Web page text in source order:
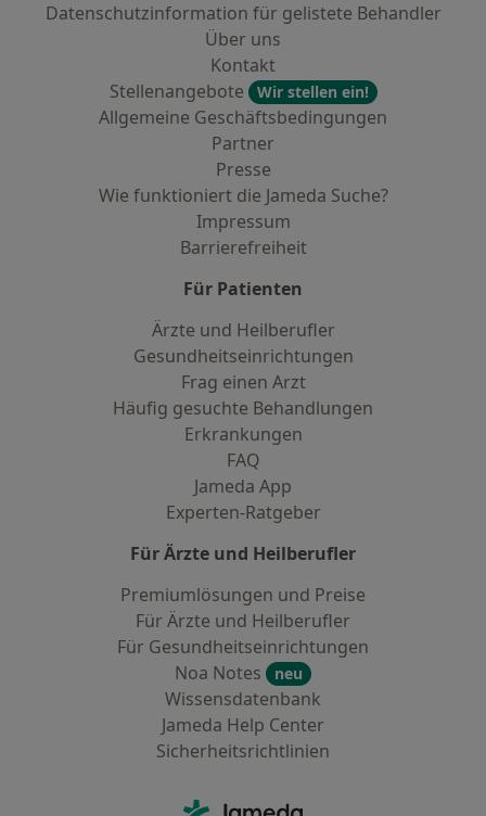
Datenschutzinformation für gelistete Behandler
Über uns
Kontakt
Stellenangebote
Wir stellen ein!
Allgemeine Geschäftsbedingungen
Partner
Presse
Wie funktioniert die Jameda Suche?
Impressum
Barrierefreiheit
Für Patienten
Ärzte und Heilberufler
Gesundheitseinrichtungen
Frag einen Arzt
Häufig gesuchte Behandlungen
Erkrankungen
FAQ
Jameda App
Experten-Ratgeber
Für Ärzte und Heilberufler
Premiumlösungen und Preise
Für Ärzte und Heilberufler
Für Gesundheitseinrichtungen
Noa Notes
neu
Wissensdatenbank
Jameda Help Center
Sicherheitsrichtlinien
Jameda - Startseite